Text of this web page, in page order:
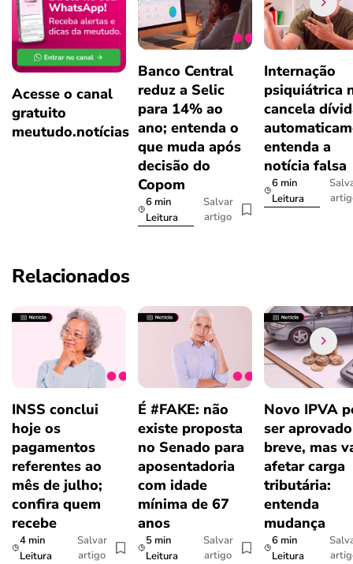
Acesse o canal
gratuito
meutudo.notícias
Banco Central
reduz a Selic
para 14% ao
ano; entenda o
que muda após
decisão do
Copom
6 min
Leitura
Salvar
artigo
Internação
psiquiátrica
cancela
entenda a
notícia falsa
6 min
Leitura
Relacionados
INSS conclui
hoje os
pagamentos
referentes ao
mês de julho;
confira quem
recebe
4 min
Leitura
Salvar
artigo
É #FAKE: não
existe proposta
no Senado para
aposentadoria
com idade
mínima de 67
anos
5 min
Leitura
Salvar
artigo
Novo IPVA
ser
breve, mas
afetar carga
tributária:
entenda
mudança
6 min
Leitura